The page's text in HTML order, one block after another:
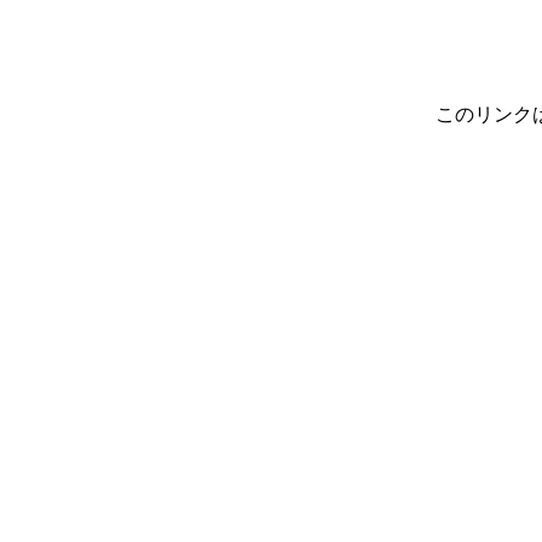
このリンク